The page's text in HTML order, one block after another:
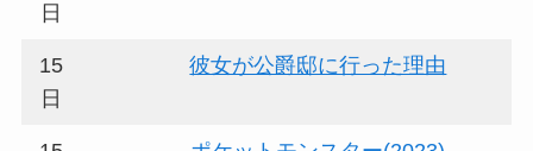
日
15
日
彼女が公爵邸に行った理由